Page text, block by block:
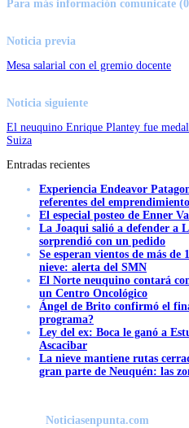
Para más información comunicate
Noticia previa
Mesa salarial con el gremio docente
Noticia siguiente
El neuquino Enrique Plantey fue
Suiza
Entradas recientes
Experiencia Endeavor
referentes del
El especial posteo de Enner
La Joaqui salió a defender a
sorprendió con un pedido
Se esperan vientos de más
nieve: alerta del SMN
El Norte neuquino contará
un Centro Oncológico
Ángel de Brito confirmó el
programa?
Ley del ex: Boca le ganó a
Ascacibar
La nieve mantiene rutas
gran parte de Neuquén: las
Noticiasenpunta.com